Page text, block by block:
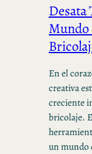
Desata
Mundo
En el
creativa
creciente
bricolaje.
un mundo